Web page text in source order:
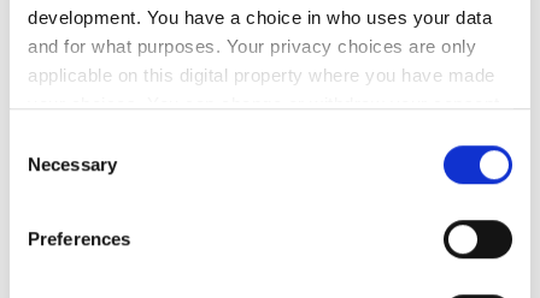
development. You have a choice in who uses your data
and for what purposes. Your privacy choices are only
applicable on this digital property where you have made
your choices. You can change or withdraw your consent
the Privacy trigger icon.
Collect information about your geographical
Selection
Necessary
Preferences
優秀
市の中心から 4.39 km
軽食 無料WiFi テレビスクリーン
1回の治療あたり
透析 HDF €98
予約する